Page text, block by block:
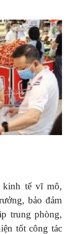
kinh tế vĩ mô,
bảo đảm
trung phòng,
tốt công tác